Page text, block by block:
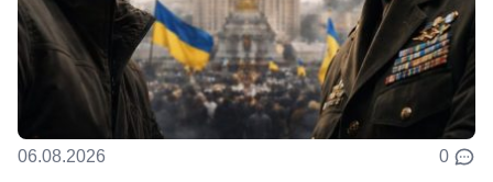
06.08.2026 0